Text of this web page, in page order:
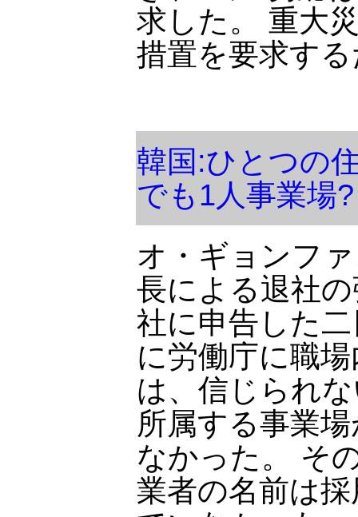
求した。 重大
措置を要求す
韓国:ひとつの
でも1人事業場?
オ・ギョンフ
長による退社
社に申告した
に労働庁に職
は、信じられ
所属する事業
なかった。 そ
業者の名前は